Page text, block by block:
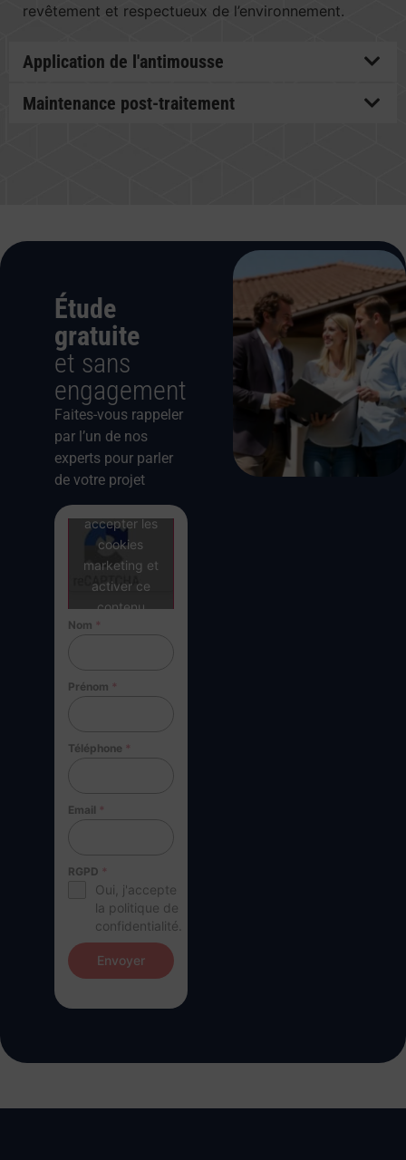
revêtement et respectueux de l’environnement.
Application de l'antimousse
Maintenance post-traitement
Étude
gratuite
et sans
engagement
Faites-vous rappeler
par l’un de nos
experts pour parler
de votre projet
Cliquez pour
accepter les
cookies
marketing et
activer ce
contenu
Nom *
Prénom *
Téléphone *
Email *
RGPD *
Oui, j'accepte
la politique de
confidentialité.
Envoyer